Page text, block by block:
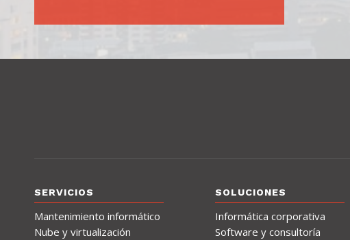
SERVICIOS
Mantenimiento informático
Nube y virtualización
SOLUCIONES
Informática corporativa
Software y consultoría